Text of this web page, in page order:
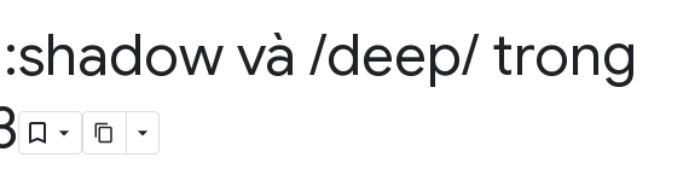
shadow và /deep/trong